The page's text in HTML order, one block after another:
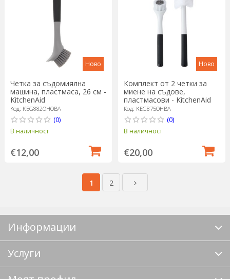
Ново
Четка за съдомиялна
машина, пластмаса, 26 см -
KitchenAid
Код: KEG882OHOBA
(0)
В наличност
€12,00
Ново
Комплект от 2 четки за
миене на съдове,
пластмасови - KitchenAid
Код: KEG875OHBA
(0)
В наличност
€20,00
1 2
Информации
Услуги